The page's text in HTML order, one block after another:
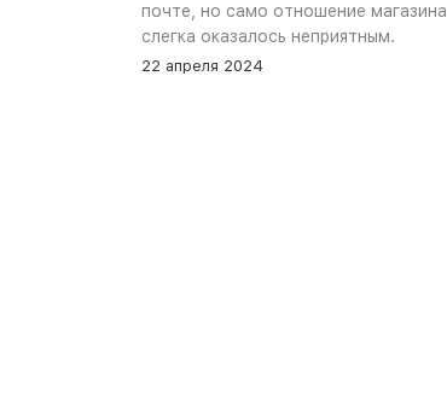
почте, но само отношение магазина
слегка оказалось неприятным.
Сначала обещали связться, но
22 апреля 2024